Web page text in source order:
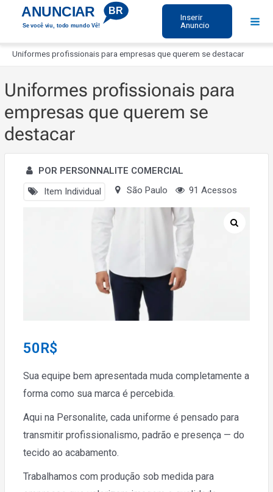
conteúdo
ANUNCIAR BR
Se você viu, todo mundo Vê!
Inserir
Anuncio
Uniformes profissionais para empresas que querem se destacar
Uniformes profissionais para
empresas que querem se
destacar
POR PERSONNALITE COMERCIAL
Item Individual
São Paulo 91 Acessos
50R$
Sua equipe bem apresentada muda completamente a
forma como sua marca é percebida.
Aqui na Personalite, cada uniforme é pensado para
transmitir profissionalismo, padrão e presença — do
tecido ao acabamento.
Trabalhamos com produção sob medida para